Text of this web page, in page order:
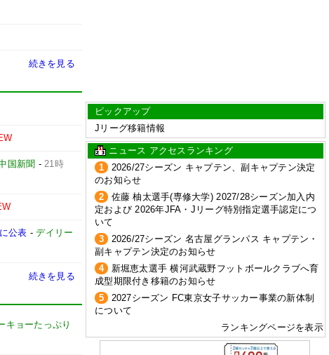
続きを見る
国新聞 -21時
公表 -デイリー
続きを見る
キョーたっぷり
ピックアップ
Jリーグ移籍情報
ニュース アクセスランキング
1
2026/27シーズン キャプテン、副キャプテン決定
のお知らせ
2
佐藤 柚太選手(専修大学) 2027/28シーズン加入内
定および 2026年JFA・Jリーグ特別指定選手認定につ
いて
3
2026/27シーズン 名古屋グランパス キャプテン・
副キャプテン決定のお知らせ
4
新堀恵太選手 横河武蔵野フットボールクラブへ育
成型期限付き移籍のお知らせ
5
2027シーズン FC東京女子サッカー事業の新体制
について
ランキングページを表示